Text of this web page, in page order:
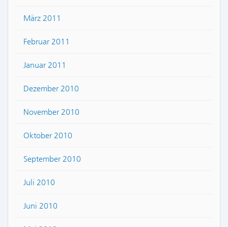
März 2011
Februar 2011
Januar 2011
Dezember 2010
November 2010
Oktober 2010
September 2010
Juli 2010
Juni 2010